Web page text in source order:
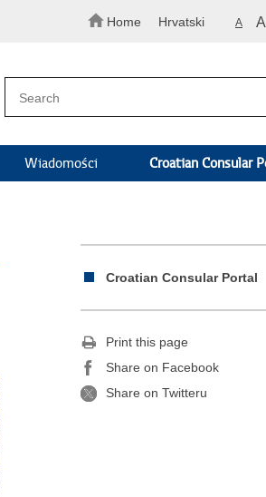
Home Hrvatski A A
Wiadomości Croatian Consular
Croatian Consular Portal
Print this page
Share on Facebook
Share on Twitteru